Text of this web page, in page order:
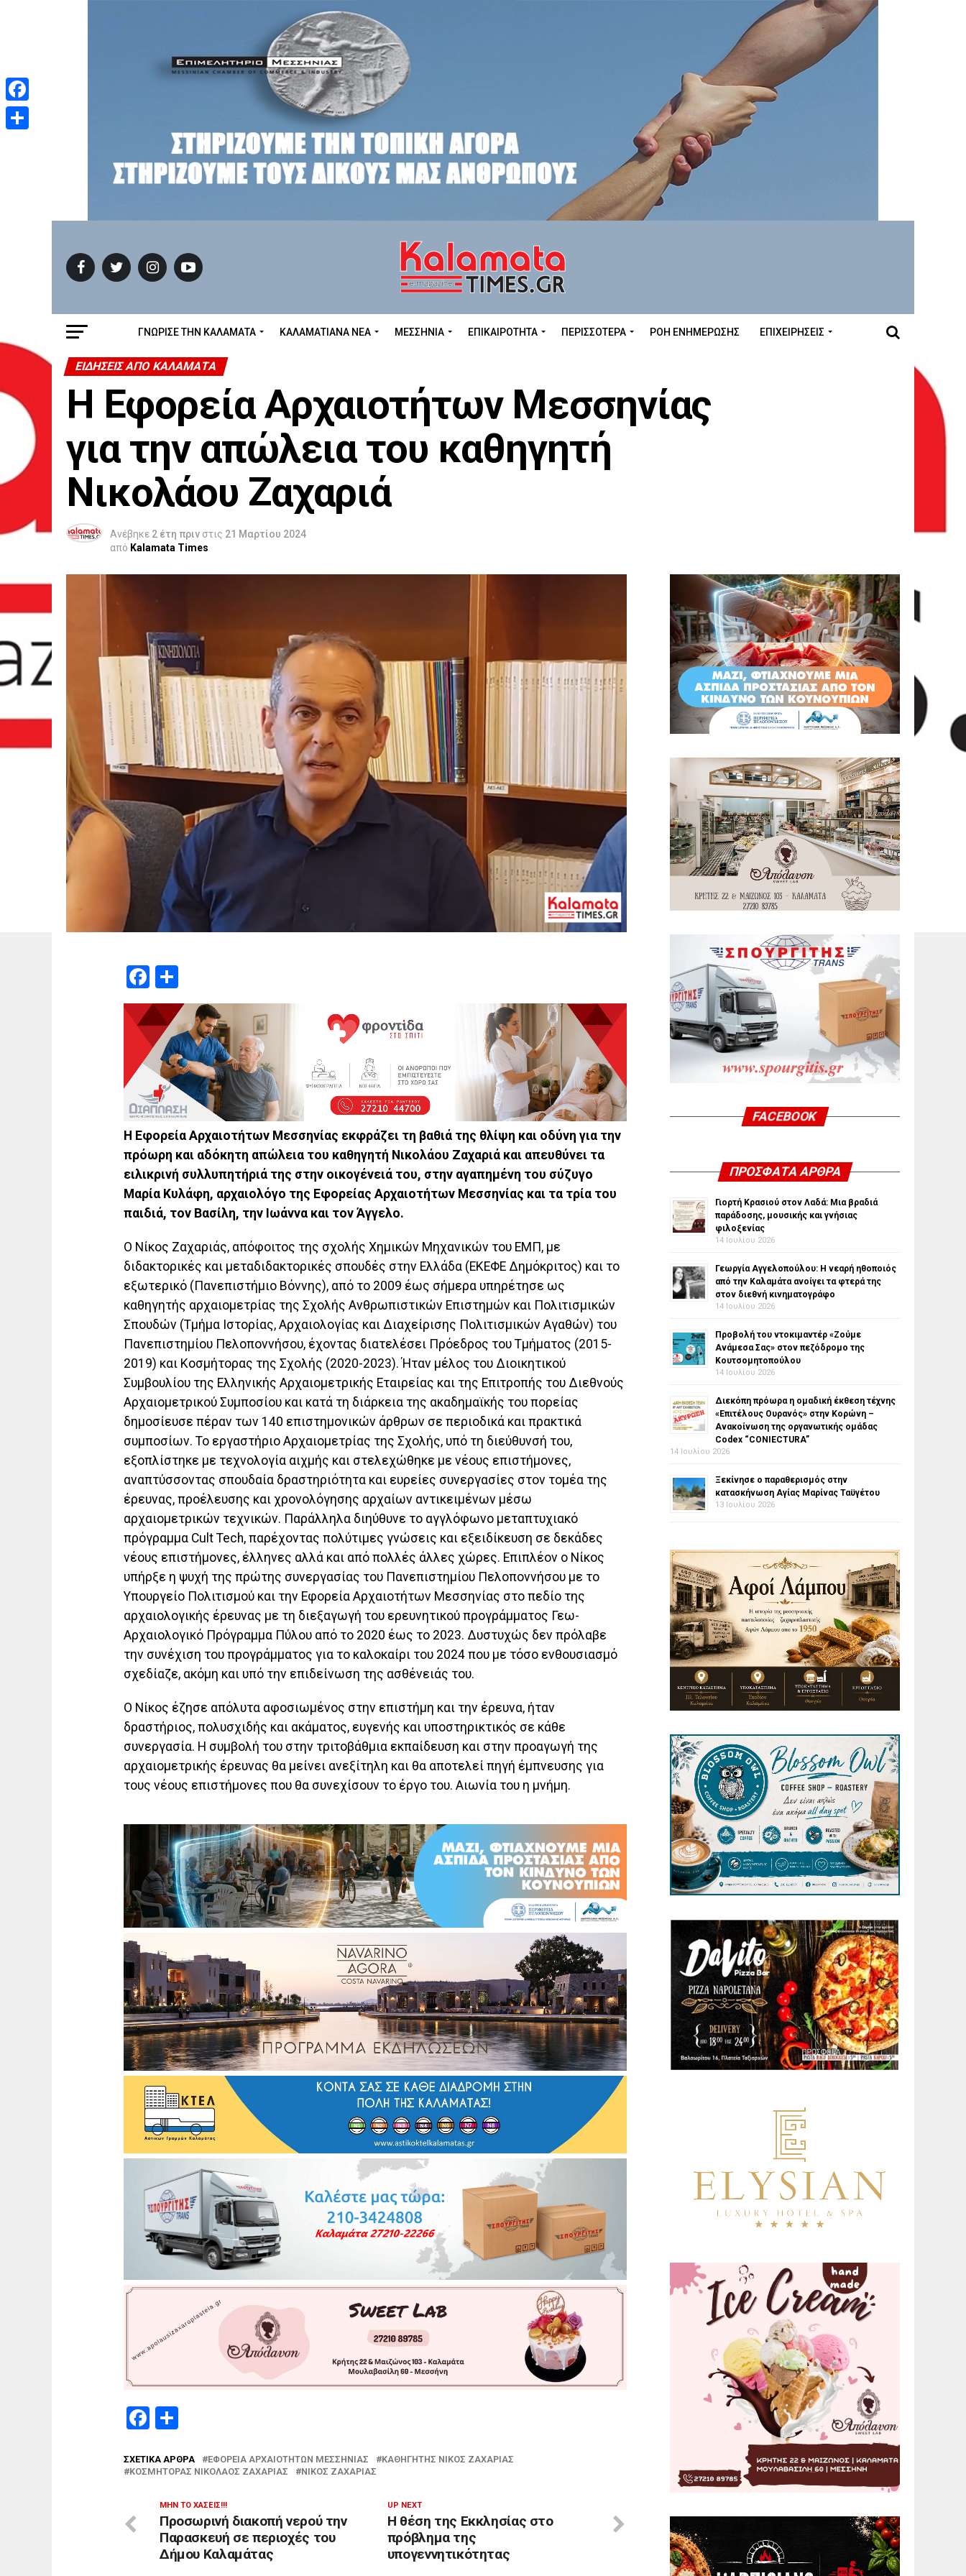
ΓΝΩΡΙΣΕ ΤΗΝ ΚΑΛΑΜΑΤΑ ΚΑΛΑΜΑΤΙΑΝΑ ΝΕΑ ΜΕΣΣΗΝΊΑ ΕΠΙΚΑΙΡΌΤΗΤΑ ΠΕΡΙΣΣΌΤΕΡΑ ΡΟΉ ΕΝΗΜΈΡΩΣΗΣ ΕΠΙΧΕΙΡΉΣΕΙΣ
ΕΙΔΗΣΕΙΣ ΑΠΟ ΚΑΛΑΜΑΤΑ
Η Εφορεία Αρχαιοτήτων Μεσσηνίας
για την απώλεια του καθηγητή
Νικολάου Ζαχαριά
Ανέβηκε 2 έτη πριν στις 21 Μαρτίου 2024
από Kalamata Times
Facebook
Η Εφορεία Αρχαιοτήτων Μεσσηνίας εκφράζει τη βαθιά της θλίψη και οδύνη για την
πρόωρη και αδόκητη απώλεια του καθηγητή Νικολάου Ζαχαριά και απευθύνει τα
ειλικρινή συλλυπητήριά της στην οικογένειά του, στην αγαπημένη του σύζυγο
Μαρία Κυλάφη, αρχαιολόγο της Εφορείας Αρχαιοτήτων Μεσσηνίας και τα τρία του
παιδιά, τον Βασίλη, την Ιωάννα και τον Άγγελο.
Ο Νίκος Ζαχαριάς, απόφοιτος της σχολής Χημικών Μηχανικών του ΕΜΠ, με
διδακτορικές και μεταδιδακτορικές σπουδές στην Ελλάδα (ΕΚΕΦΕ Δημόκριτος) και το
εξωτερικό (Πανεπιστήμιο Βόννης), από το 2009 έως σήμερα υπηρέτησε ως
καθηγητής αρχαιομετρίας της Σχολής Ανθρωπιστικών Επιστημών και Πολιτισμικών
Σπουδών (Τμήμα Ιστορίας, Αρχαιολογίας και Διαχείρισης Πολιτισμικών Αγαθών) του
Πανεπιστημίου Πελοποννήσου, έχοντας διατελέσει Πρόεδρος του Τμήματος (2015-
2019) και Κοσμήτορας της Σχολής (2020-2023). Ήταν μέλος του Διοικητικού
Συμβουλίου της Ελληνικής Αρχαιομετρικής Εταιρείας και της Επιτροπής του Διεθνούς
Αρχαιομετρικού Συμποσίου και κατά τη διάρκεια της ακαδημαϊκής του πορείας
δημοσίευσε πέραν των 140 επιστημονικών άρθρων σε περιοδικά και πρακτικά
συμποσίων. Το εργαστήριο Αρχαιομετρίας της Σχολής, υπό τη διεύθυνσή του,
εξοπλίστηκε με τεχνολογία αιχμής και στελεχώθηκε με νέους επιστήμονες,
αναπτύσσοντας σπουδαία δραστηριότητα και ευρείες συνεργασίες στον τομέα της
έρευνας, προέλευσης και χρονολόγησης αρχαίων αντικειμένων μέσω
αρχαιομετρικών τεχνικών. Παράλληλα διηύθυνε το αγγλόφωνο μεταπτυχιακό
πρόγραμμα Cult Tech, παρέχοντας πολύτιμες γνώσεις και εξειδίκευση σε δεκάδες
νέους επιστήμονες, έλληνες αλλά και από πολλές άλλες χώρες. Επιπλέον ο Νίκος
υπήρξε η ψυχή της πρώτης συνεργασίας του Πανεπιστημίου Πελοποννήσου με το
Υπουργείο Πολιτισμού και την Εφορεία Αρχαιοτήτων Μεσσηνίας στο πεδίο της
αρχαιολογικής έρευνας με τη διεξαγωγή του ερευνητικού προγράμματος Γεω-
Αρχαιολογικό Πρόγραμμα Πύλου από το 2020 έως το 2023. Δυστυχώς δεν πρόλαβε
την συνέχιση του προγράμματος για το καλοκαίρι του 2024 που με τόσο ενθουσιασμό
σχεδίαζε, ακόμη και υπό την επιδείνωση της ασθένειάς του.
Ο Νίκος έζησε απόλυτα αφοσιωμένος στην επιστήμη και την έρευνα, ήταν
δραστήριος, πολυσχιδής και ακάματος, ευγενής και υποστηρικτικός σε κάθε
συνεργασία. Η συμβολή του στην τριτοβάθμια εκπαίδευση και στην προαγωγή της
αρχαιομετρικής έρευνας θα μείνει ανεξίτηλη και θα αποτελεί πηγή έμπνευσης για
τους νέους επιστήμονες που θα συνεχίσουν το έργο του. Αιωνία του η μνήμη.
Facebook
ΣΧΕΤΙΚΆ ΆΡΘΡΑ ΕΦΟΡΕΊΑ ΑΡΧΑΙΟΤΉΤΩΝ ΜΕΣΣΗΝΊΑΣ
ΚΑΘΗΓΗΤΉΣ ΝΊΚΟΣ ΖΑΧΑΡΙΆΣ
ΚΟΣΜΉΤΟΡΑΣ ΝΙΚΌΛΑΟΣ ΖΑΧΑΡΊΑΣ
ΝΊΚΟΣ ΖΑΧΑΡΙΆΣ
UP NEXT
Η θέση της Εκκλησίας στο
πρόβλημα της
υπογεννητικότητας
ΜΗΝ ΤΟ ΧΆΣΕΙΣ!!!
Προσωρινή διακοπή νερού την
Παρασκευή σε περιοχές του
Δήμου Καλαμάτας
FACEBOOK
ΠΡΌΣΦΑΤΑ ΆΡΘΡΑ
Γιορτή Κρασιού στον Λαδά: Μια βραδιά
παράδοσης, μουσικής και γνήσιας
φιλοξενίας
14 Ιουλίου 2026
Γεωργία Αγγελοπούλου: Η νεαρή ηθοποιός
από την Καλαμάτα ανοίγει τα φτερά της
στον διεθνή κινηματογράφο
14 Ιουλίου 2026
Προβολή του ντοκιμαντέρ «Ζούμε
Ανάμεσα Σας» στον πεζόδρομο της
Κουτσομητοπούλου
14 Ιουλίου 2026
Διεκόπη πρόωρα η ομαδική έκθεση τέχνης
«Επιτέλους Ουρανός» στην Κορώνη –
Ανακοίνωση της οργανωτικής ομάδας
Codex “CONIECTURA”
14 Ιουλίου 2026
Ξεκίνησε ο παραθερισμός στην
κατασκήνωση Αγίας Μαρίνας Ταϋγέτου
13 Ιουλίου 2026
Facebook